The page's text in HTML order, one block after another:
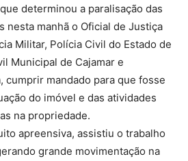
determinou a paralisação das
nesta manhã o Oficial de Justiça
Militar, Polícia Civil do Estado de
Municipal de Cajamar e
cumprir mandado para que fosse
do imóvel e das atividades
na propriedade.
apreensiva, assistiu o trabalho
grande movimentação na